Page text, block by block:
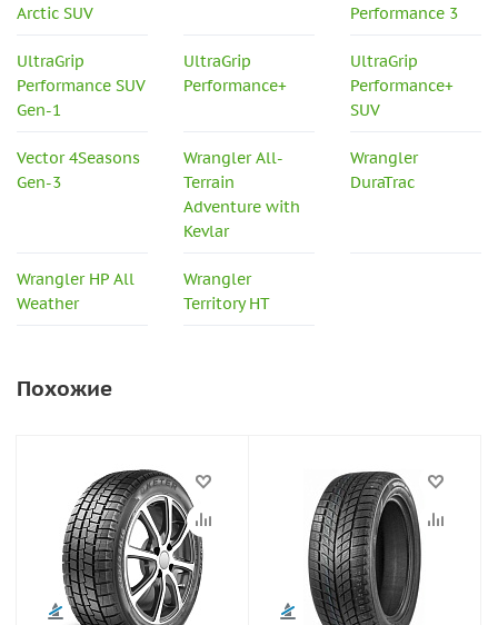
Arctic SUV
Performance 3
UltraGrip
Performance SUV
Gen-1
UltraGrip
Performance+
UltraGrip
Performance+
SUV
Vector 4Seasons
Gen-3
Wrangler All-
Terrain
Adventure with
Kevlar
Wrangler
DuraTrac
Wrangler HP All
Weather
Wrangler
Territory HT
Похожие